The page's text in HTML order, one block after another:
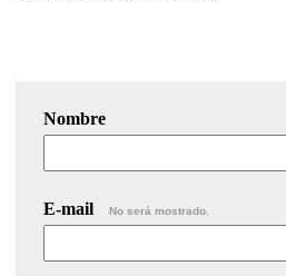
Nombre
E-mail No será mostrado.